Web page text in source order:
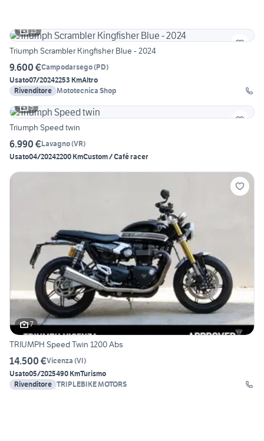
13
Triumph Scrambler Kingfisher Blue - 2024
9.600 €Campodarsego(PD)
Usato07/20242253 KmAltro
Rivenditore Mototecnica Shop
5
Triumph Speed twin
6.990 €Lavagno(VR)
Usato04/20242200 KmCustom / Café racer
7
TRIUMPH Speed Twin 1200 Abs
14.500 €Vicenza (VI)
Usato05/2025490 KmTurismo
Rivenditore
TRIPLEBIKE MOTORS